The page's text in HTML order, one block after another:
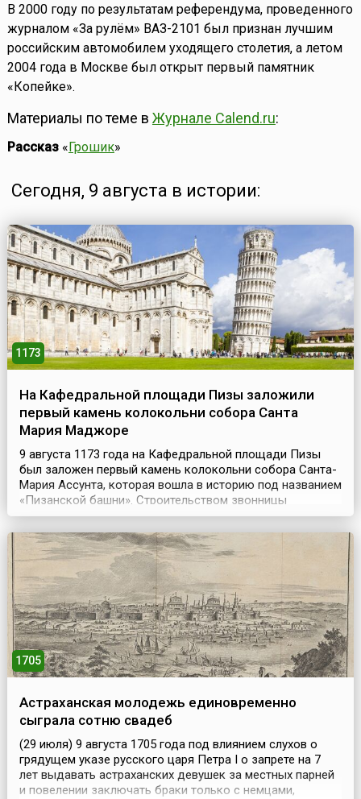
В 2000 году по результатам референдума, проведенного
журналом «За рулём» ВАЗ-2101 был признан лучшим
российским автомобилем уходящего столетия, а летом
2004 года в Москве был открыт первый памятник
«Копейке».
Материалы по теме в Журнале Calend.ru:
Рассказ« Грошик»
Сегодня, 9 августа в истории:
1173
На Кафедральной площади Пизы заложили
первый камень колокольни собора Санта
Мария Маджоре
9 августа 1173 года на Кафедральной площади Пизы
был заложен первый камень колокольни собора Санта-
Мария Ассунта, которая вошла в историю под названием
«Пизанской башни». Строительством звонницы
занимались мастера Гульельмо из Инсбрука и Боннано.
Однако, построив первый этаж высотой 11 метров и два
колоннадных кольца, Бонанно обнаружил, что
колокольня отклонилась от вертикали на четыре
сантиме...
1705
Астраханская молодежь единовременно
сыграла сотню свадеб
(29 июля) 9 августа 1705 года под влиянием слухов о
грядущем указе русского царя Петра I о запрете на 7
лет выдавать астраханских девушек за местных парней
и повелении заключать браки только с немцами,